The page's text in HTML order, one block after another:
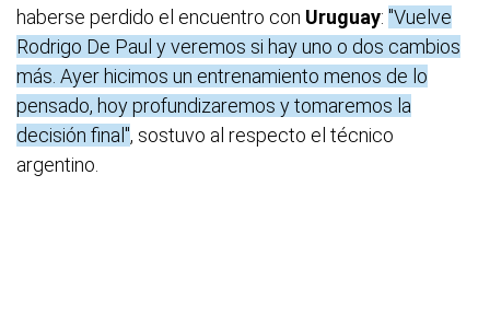
haberse perdido el encuentro con Uruguay: "Vuelve
Rodrigo De Paul y veremos si hay uno o dos cambios
más. Ayer hicimos un entrenamiento menos de lo
pensado, hoy profundizaremos y tomaremos la
decisión final", sostuvo al respecto el técnico
argentino.